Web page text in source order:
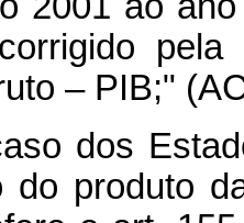
– PIB;"
dos
do produto